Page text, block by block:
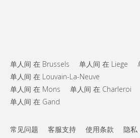
单人间 在 Brussels 单人间 在 Liege
单人间 在 Louvain-La-Neuve
单人间 在 Mons
单人间 在 Charleroi
单人间 在 Gand
常见问题 客服支持 使用条款 隐私